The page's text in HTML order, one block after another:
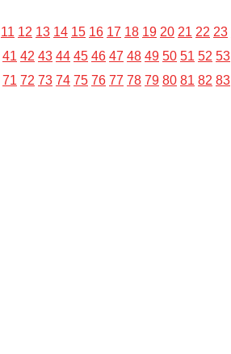
11 12 13 14 15 16 17 18 19 20 21 22 23
41 42 43 44 45 46 47 48 49 50 51 52 53
71 72 73 74 75 76 77 78 79 80 81 82 83